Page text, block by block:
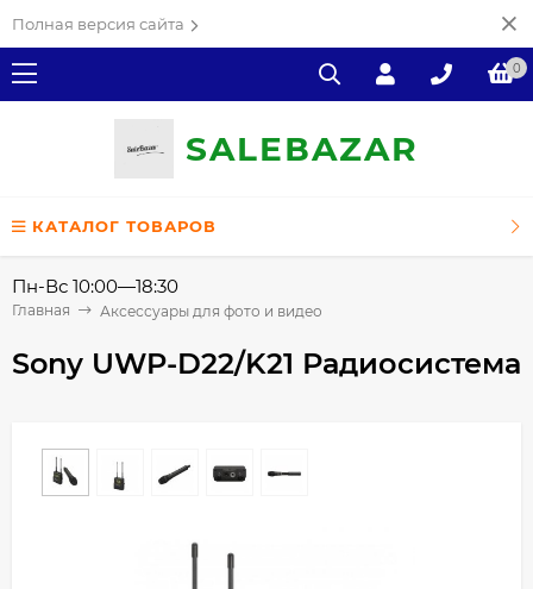
Полная версия сайта
0
SALEВAZAR
КАТАЛОГ ТОВАРОВ
Пн-Вс 10:00—18:30
Главная Аксессуары для фото и видео
Sony UWP-D22/K21 Радиосистема